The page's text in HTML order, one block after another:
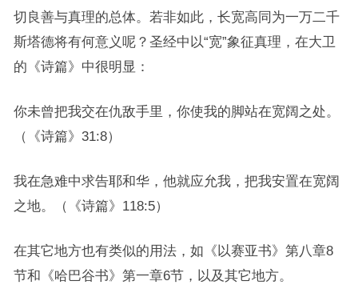
切良善与真理的总体。若非如此，长宽高同为一万二千
斯塔德将有何意义呢？圣经中以“宽”象征真理，在大卫
的《诗篇》中很明显：
你未曾把我交在仇敌手里，你使我的脚站在宽阔之处。
（《诗篇》31:8）
我在急难中求告耶和华，他就应允我，把我安置在宽阔
之地。（《诗篇》118:5）
在其它地方也有类似的用法，如《以赛亚书》第八章8
节和《哈巴谷书》第一章6节，以及其它地方。